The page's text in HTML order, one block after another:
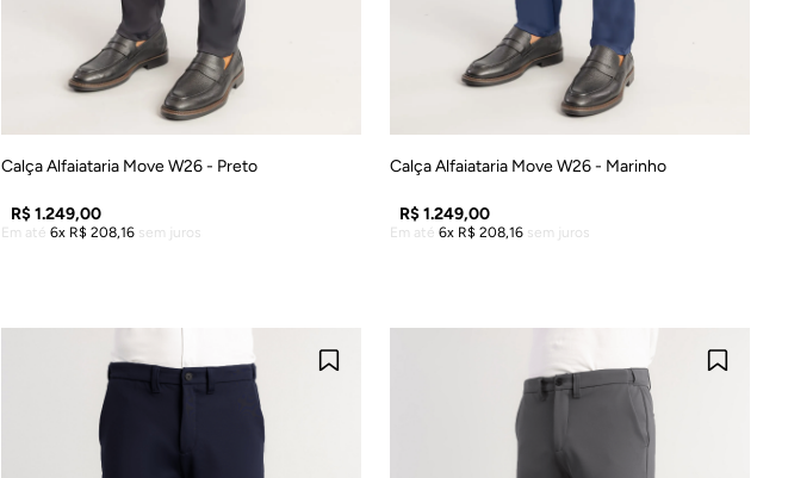
38 42 44
Calça Alfaiataria Move W26 - Preto
R$1.249,00
Em até 6 R$ 208,16 sem juros
44
Calça Alfaiataria Move W26 - Marinho
R$1.249,00
Em até 6 R$ 208,16 sem juros